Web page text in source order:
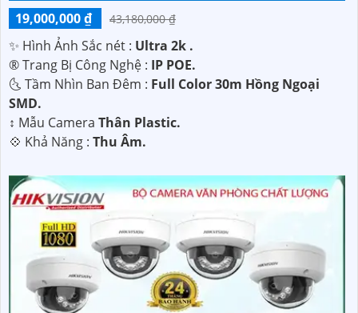
19,000,000 ₫ 43,180,000 ₫
✨ Hình Ảnh Sắc nét : Ultra 2k .
®️ Trang Bị Công Nghệ : IP POE.
🌜 Tầm Nhìn Ban Đêm : Full Color 30m Hồng Ngoại
SMD.
↕️ Mẫu Camera Thân Plastic.
️💠 Khả Năng : Thu Âm.